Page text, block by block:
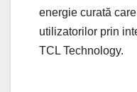
energie curată
utilizatorilor prin
TCL Technology.